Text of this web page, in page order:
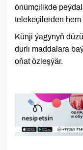
önümçilikde
telekeçilerden
Künji ýagynyň
dürli maddalara
oňat özleşýär.